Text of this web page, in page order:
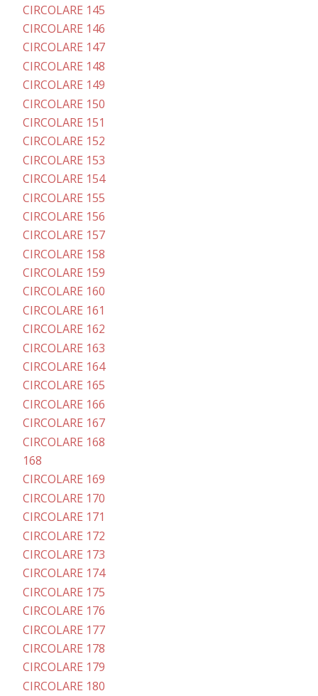
CIRCOLARE 145
CIRCOLARE 146
CIRCOLARE 147
CIRCOLARE 148
CIRCOLARE 149
CIRCOLARE 150
CIRCOLARE 151
CIRCOLARE 152
CIRCOLARE 153
CIRCOLARE 154
CIRCOLARE 155
CIRCOLARE 156
CIRCOLARE 157
CIRCOLARE 158
CIRCOLARE 159
CIRCOLARE 160
CIRCOLARE 161
CIRCOLARE 162
CIRCOLARE 163
CIRCOLARE 164
CIRCOLARE 165
CIRCOLARE 166
CIRCOLARE 167
CIRCOLARE 168
168
CIRCOLARE 169
CIRCOLARE 170
CIRCOLARE 171
CIRCOLARE 172
CIRCOLARE 173
CIRCOLARE 174
CIRCOLARE 175
CIRCOLARE 176
CIRCOLARE 177
CIRCOLARE 178
CIRCOLARE 179
CIRCOLARE 180